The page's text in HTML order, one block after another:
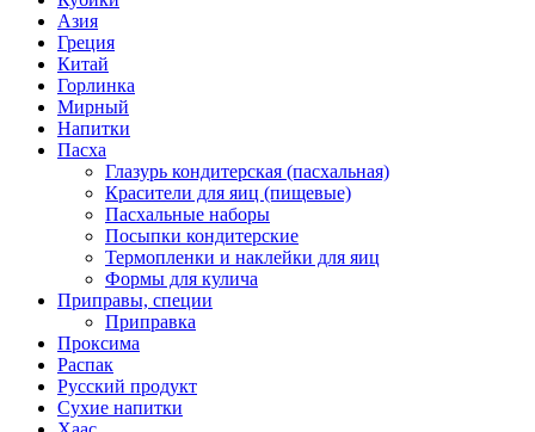
Азия
Греция
Китай
Горлинка
Мирный
Напитки
Пасха
Глазурь кондитерская (пасхальная)
Красители для яиц (пищевые)
Пасхальные наборы
Посыпки кондитерские
Термопленки и наклейки для яиц
Формы для кулича
Приправы, специи
Приправка
Проксима
Распак
Русский продукт
Сухие напитки